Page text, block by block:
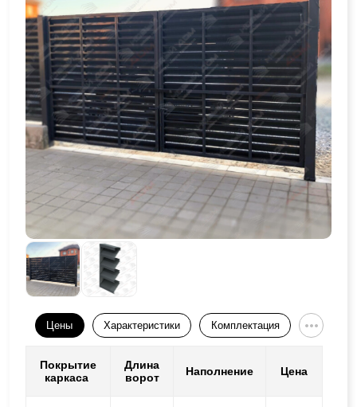
Цены Характеристики Комплектация
Покрытие
каркаса
Длина
ворот
Наполнение Цена